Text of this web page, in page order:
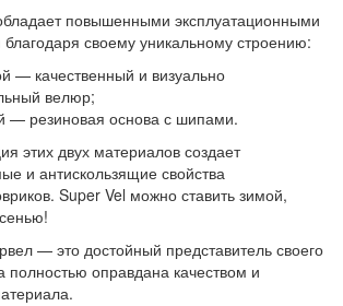
повышенными эксплуатационными
благодаря своему уникальному строению:
— качественный и визуально
велюр;
— резиновая основа с шипами.
этих двух материалов создает
и антискользящие свойства
Super Vel можно ставить зимой,
— это достойный представитель своего
полностью оправдана качеством и